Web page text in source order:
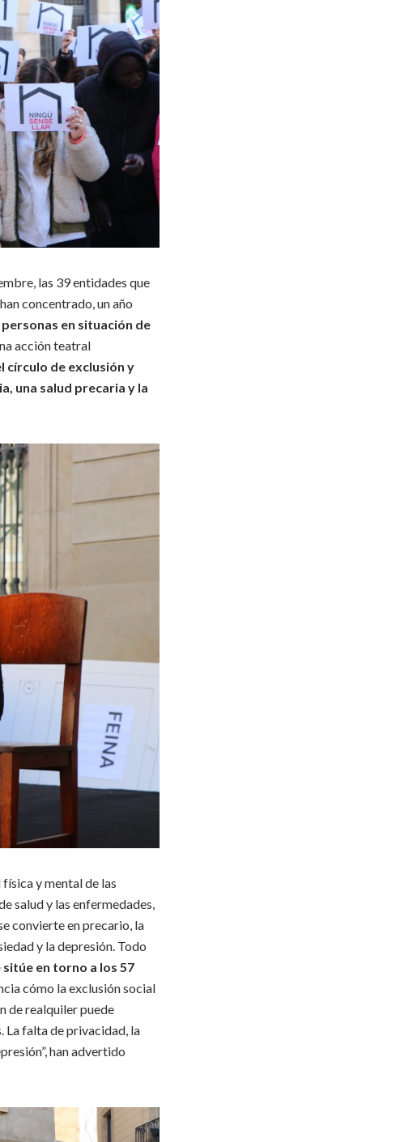
las 39 entidades que
concentrado, un año
personas en situación de
acción teatral
de exclusión y
una salud precaria y la
y mental de las
salud y las enfermedades,
convierte en precario, la
y la depresión. Todo
sitúe en torno a los 57
cómo la exclusión social
de realquiler puede
La falta de privacidad, la
han advertido